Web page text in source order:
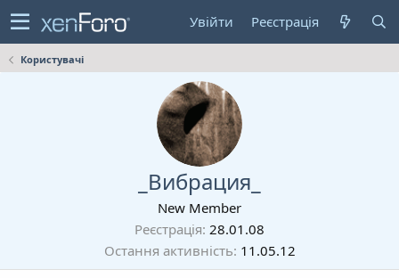
Увійти Реєстрація
Користувачі
_Вибрация_
New Member
Реєстрація 28.01.08
Остання активність 11.05.12